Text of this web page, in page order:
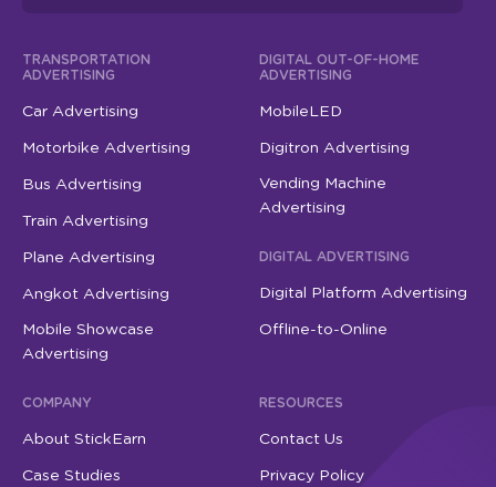
TRANSPORTATION
ADVERTISING
Car Advertising
Motorbike Advertising
Bus Advertising
Train Advertising
Plane Advertising
Angkot Advertising
Mobile Showcase
Advertising
DIGITAL OUT-OF-HOME
ADVERTISING
MobileLED
Digitron Advertising
Vending Machine
Advertising
DIGITAL ADVERTISING
Digital Platform Advertising
Offline-to-Online
COMPANY
About StickEarn
Case Studies
RESOURCES
Contact Us
Privacy Policy